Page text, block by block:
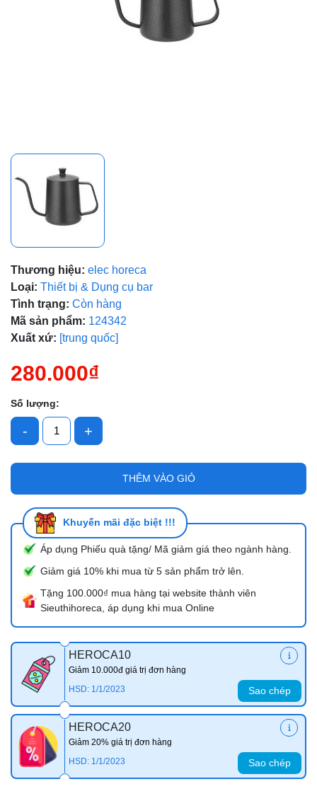
Thương hiệu: elec horeca
Loại: Thiết bị & Dụng cụ bar
Tình trạng: Còn hàng
Mã sản phẩm: 124342
Xuất xứ: [trung quốc]
280.000₫
Số lượng:
- +
THÊM VÀO GIỎ
Khuyến mãi đặc biệt !!!
Áp dụng Phiếu quà tặng/ Mã giảm giá theo ngành hàng.
Giảm giá 10% khi mua từ 5 sản phẩm trở lên.
Tặng 100.000₫ mua hàng tại website thành viên
Sieuthihoreca, áp dụng khi mua Online
HEROCA10
Giảm 10.000đ giá trị đơn hàng
HSD: 1/1/2023
Sao chép
HEROCA20
Giảm 20% giá trị đơn hàng
HSD: 1/1/2023
Sao chép
Mã giảm giá:
Ngày hết hạn:
Điều kiện: